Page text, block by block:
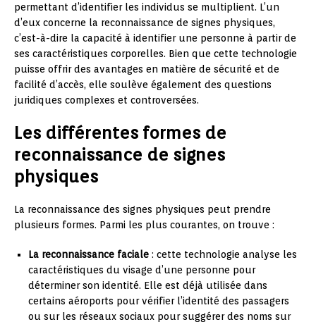
permettant d’identifier les individus se multiplient. L’un
d’eux concerne la reconnaissance de signes physiques,
c’est-à-dire la capacité à identifier une personne à partir de
ses caractéristiques corporelles. Bien que cette technologie
puisse offrir des avantages en matière de sécurité et de
facilité d’accès, elle soulève également des questions
juridiques complexes et controversées.
Les différentes formes de
reconnaissance de signes
physiques
La reconnaissance des signes physiques peut prendre
plusieurs formes. Parmi les plus courantes, on trouve :
La reconnaissance faciale : cette technologie analyse les
caractéristiques du visage d’une personne pour
déterminer son identité. Elle est déjà utilisée dans
certains aéroports pour vérifier l’identité des passagers
ou sur les réseaux sociaux pour suggérer des noms sur